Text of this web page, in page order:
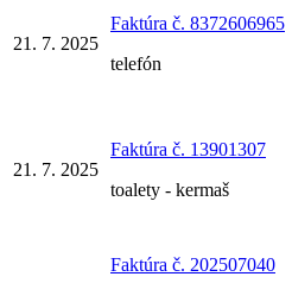
21. 7. 2025
Faktúra č. 8372606965
telefón
21. 7. 2025
Faktúra č. 13901307
toalety - kermaš
Faktúra č. 202507040